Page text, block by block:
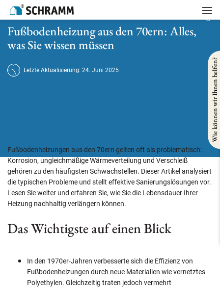
Startseite
Fußbodenheizung aus den 70ern: Alles, was Sie wissen müssen
Fußbodenheizung aus den 70ern: Alles,
was Sie wissen müssen
Letzte Aktualisierung: 24. Juni 2025
Fußbodenheizungen aus den 70ern gelten oft als problematisch:
Korrosion, ungleichmäßige Wärmeverteilung und Verschleiß
gehören zu den häufigsten Schwachstellen. Dieser Artikel analysiert
die typischen Probleme und stellt effektive Sanierungslösungen vor.
Lesen Sie weiter und erfahren Sie, wie Sie die Lebensdauer Ihrer
Heizung nachhaltig verlängern können.
Das Wichtigste auf einen Blick
In den 1970er-Jahren verbesserte sich die Effizienz von
Fußbodenheizungen durch neue Materialien wie vernetztes
Polyethylen. Gleichzeitig traten jedoch vermehrt
Wie können wir Ihnen helfen?